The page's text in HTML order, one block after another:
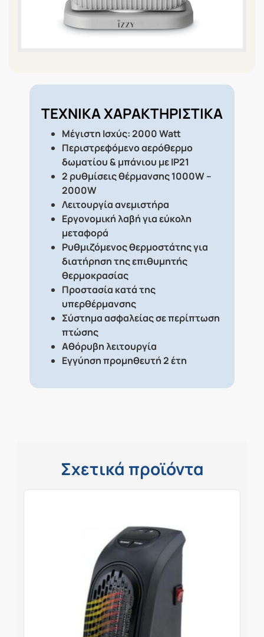
ΤΕΧΝΙΚΑ ΧΑΡΑΚΤΗΡΙΣΤΙΚΑ
Μέγιστη Ισχύς: 2000 Watt
Περιστρεφόμενο αερόθερμο
δωματίου & μπάνιου με IP21
2 ρυθμίσεις θέρμανσης 1000W –
2000W
Λειτουργία ανεμιστήρα
Εργονομική λαβή για εύκολη
μεταφορά
Ρυθμιζόμενος θερμοστάτης για
διατήρηση της επιθυμητής
θερμοκρασίας
Προστασία κατά της
υπερθέρμανσης
Σύστημα ασφαλείας σε περίπτωση
πτώσης
Αθόρυβη λειτουργία
Εγγύηση προμηθευτή 2 έτη
Σχετικά προϊόντα